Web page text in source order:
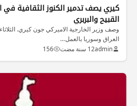
كيري يصف تدمير الكنوز الثقافية في
القبيح والبربري
وصف وزير الخارجية الاميركي جون كيري.
العراق وسوريا بالعمل…
admin12 سنة مضت 156